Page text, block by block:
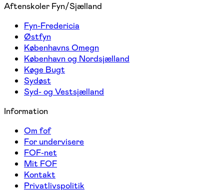
Aftenskoler Fyn/Sjælland
Fyn-Fredericia
Østfyn
Københavns Omegn
København og Nordsjælland
Køge Bugt
Sydøst
Syd- og Vestsjælland
Information
Om fof
For undervisere
FOF-net
Mit FOF
Kontakt
Privatlivspolitik